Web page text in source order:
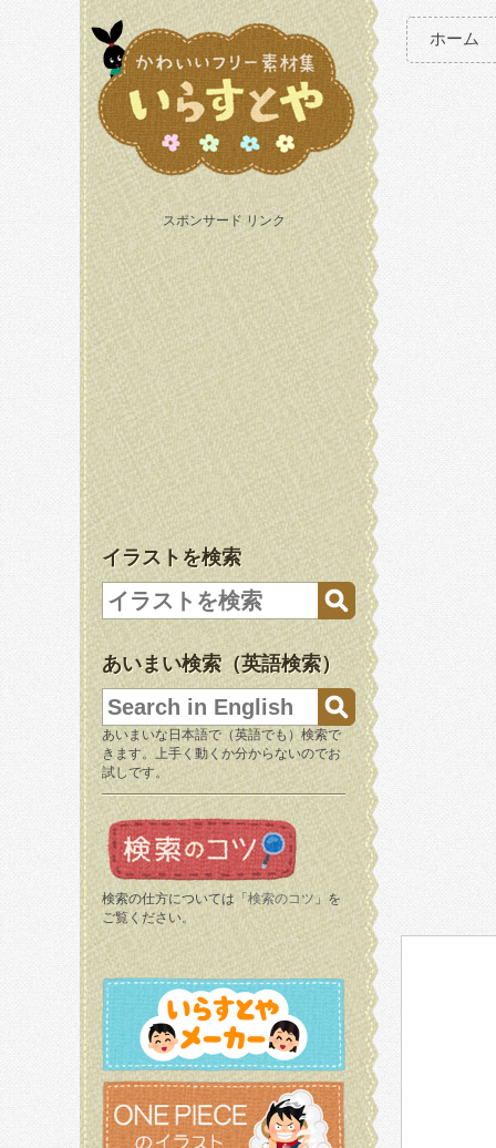
スポンサード リンク
イラストを検索
あいまい検索（英語検索）
あいまいな日本語で（英語でも）検索で
きます。上手く動くか分からないのでお
試しです。
検索の仕方については「 検索のコツ 」を
ご覧ください。
ホーム